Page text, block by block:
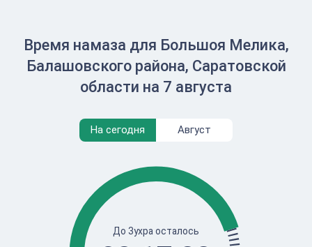
Время намаза для Большоя Мелика,
Балашовского района, Саратовской
области на 7 августа
На сегодня Август
До Зухра осталось